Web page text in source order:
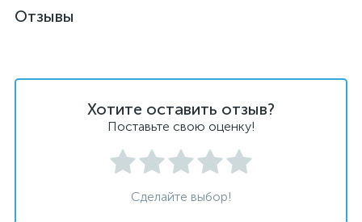
Отзывы
Хотите оставить отзыв?
Поставьте свою оценку!
Сделайте выбор!